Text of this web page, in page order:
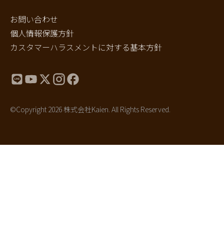
お問い合わせ
個人情報保護方針
カスタマーハラスメントに対する基本方針
©Copyright 2026 株式会社Kaien. All Rights Reserved.